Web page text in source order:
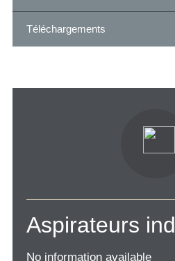
Téléchargements
Aspirateurs
No information available